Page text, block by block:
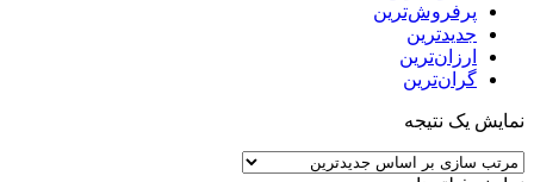
پرفروش‌ترین
جدیدترین
ارزان‌ترین
گران‌ترین
نمایش یک نتیجه